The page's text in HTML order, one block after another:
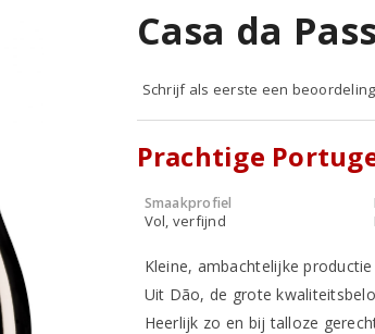
Casa da
Schrijf als eerste een beoordeling
Prachtige
Smaakprofiel
Vol, verfijnd
Kleine, ambachtelijke
Uit Dão, de grote
Heerlijk zo en bij talloze